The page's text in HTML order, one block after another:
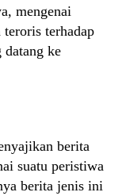
mengenai
terhadap
datang ke
berita
suatu peristiwa
berita jenis ini